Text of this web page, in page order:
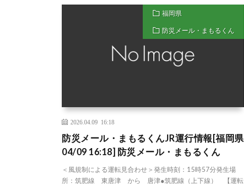
福岡県
防災メール・まもるくん
2026.04.09 16:18
防災メール・まもるくんJR運行情報[福岡県
04/09 16:18] 防災メール・まもるくん
＜風規制による運転見合わせ＞発生時刻：15時57分発生場
所：筑肥線 東唐津 から 唐津●筑肥線（上下線） 【運転